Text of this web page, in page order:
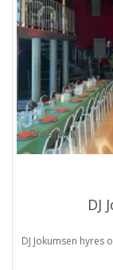
ProArtist
DJ
DJ Jokumsen